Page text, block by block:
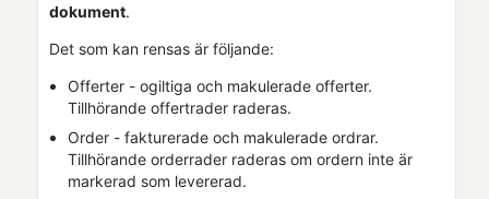
dokument.
Det som kan rensas är följande:
Offerter - ogiltiga och makulerade offerter.
Tillhörande offertrader raderas.
Order - fakturerade och makulerade ordrar.
Tillhörande orderrader raderas om ordern inte är
markerad som levererad.